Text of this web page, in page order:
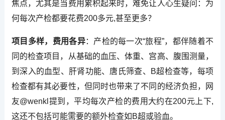
焦点，尤其是当费用累积起来时，难免让人心生疑问：为
何每次产检都要花费200多元,甚至更多？
项目多样，费用各异：产检的每一次“旅程”，都伴随着不
同的检查项目，从基础的血压、体重、宫高、腹围测量，
到深入的血型、肝肾功能、唐氏筛查、B超检查等，每项
检查都有其必要性，但同时也带来了不同的经济负担，网
友@wenkl提到，平均每次产检的费用大约在200元上下,
这还不包括可能需要的额外检查如B超或验血。